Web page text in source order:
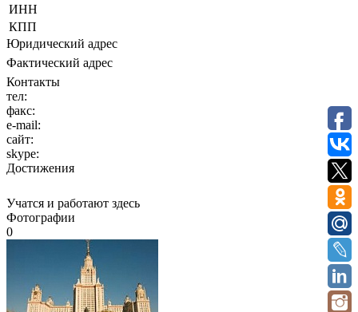
ИНН
КПП
Юридический адрес
Фактический адрес
Контакты
тел:
факс:
e-mail:
сайт:
skype:
Достижения
Учатся и работают здесь
Фотографии
0